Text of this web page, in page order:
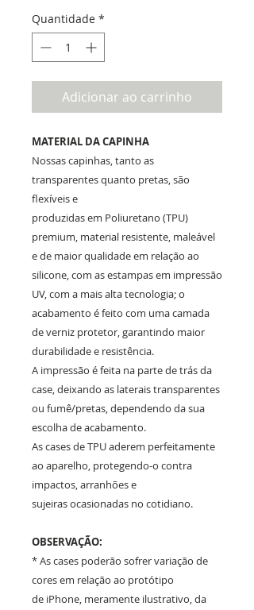
Quantidade *
Adicionar ao carrinho
MATERIAL DA CAPINHA
Nossas capinhas, tanto as
transparentes quanto pretas, são
flexíveis e
produzidas em Poliuretano (TPU)
premium, material resistente, maleável
e de maior qualidade em relação ao
silicone, com as estampas em impressão
UV, com a mais alta tecnologia; o
acabamento é feito com uma camada
de verniz protetor, garantindo maior
durabilidade e resistência.
A impressão é feita na parte de trás da
case, deixando as laterais transparentes
ou fumê/pretas, dependendo da sua
escolha de acabamento.
As cases de TPU aderem perfeitamente
ao aparelho, protegendo-o contra
impactos, arranhões e
sujeiras ocasionadas no cotidiano.
OBSERVAÇÃO:
* As cases poderão sofrer variação de
cores em relação ao protótipo
de iPhone, meramente ilustrativo, da